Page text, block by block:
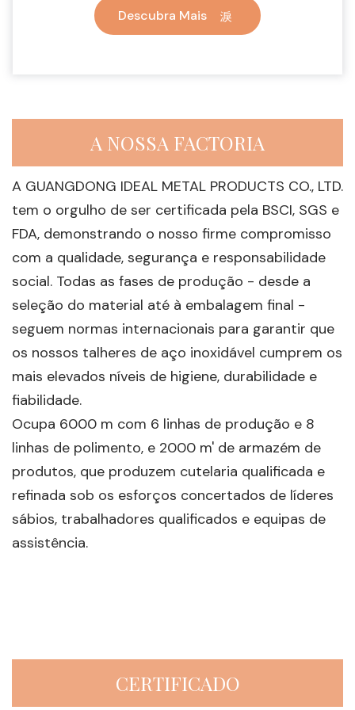
Descubra Mais
A NOSSA FACTORIA
A GUANGDONG IDEAL METAL PRODUCTS CO., LTD.
tem o orgulho de ser certificada pela BSCI, SGS e
FDA, demonstrando o nosso firme compromisso
com a qualidade, segurança e responsabilidade
social. Todas as fases de produção - desde a
seleção do material até à embalagem final -
seguem normas internacionais para garantir que
os nossos talheres de aço inoxidável cumprem os
mais elevados níveis de higiene, durabilidade e
fiabilidade.
Ocupa 6000 m com 6 linhas de produção e 8
linhas de polimento, e 2000 m' de armazém de
produtos, que produzem cutelaria qualificada e
refinada sob os esforços concertados de líderes
sábios, trabalhadores qualificados e equipas de
assistência.
CERTIFICADO